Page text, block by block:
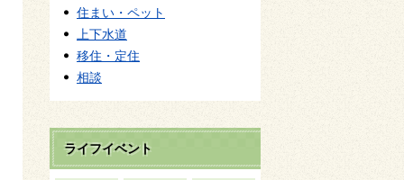
住まい・ペット
上下水道
移住・定住
相談
ライフイベント